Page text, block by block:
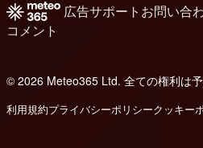
広告サポート お問い合
コメント
© 2026 Meteo365 Ltd. 全ての権利は
利用規約プライバシーポリシークッキー